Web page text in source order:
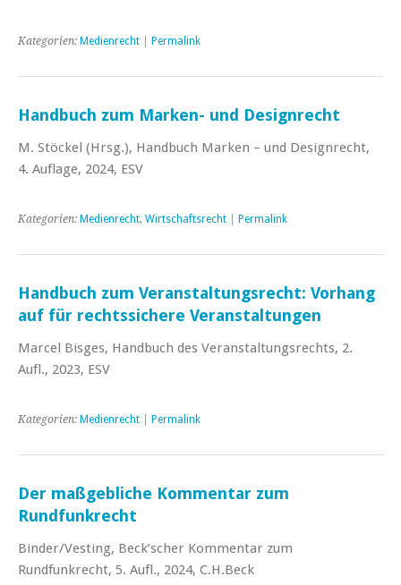
Kategorien: Medienrecht Permalink
Handbuch zum Marken- und Designrecht
M. Stöckel (Hrsg.), Handbuch Marken – und Designrecht,
4. Auflage, 2024, ESV
Kategorien: Medienrecht, Wirtschaftsrecht Permalink
Handbuch zum Veranstaltungsrecht: Vorhang
auf für rechtssichere Veranstaltungen
Marcel Bisges, Handbuch des Veranstaltungsrechts, 2.
Aufl., 2023, ESV
Kategorien: Medienrecht Permalink
Der maßgebliche Kommentar zum
Rundfunkrecht
Binder/Vesting, Beck’scher Kommentar zum
Rundfunkrecht, 5. Aufl., 2024, C.H.Beck